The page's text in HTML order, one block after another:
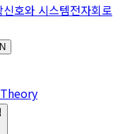
신호와 시스템전자회로